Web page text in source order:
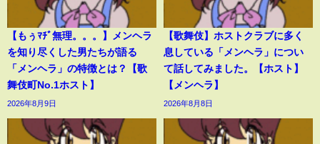
【もぅﾏﾁﾞ無理。。。】メンヘラ
を知り尽くした男たちが語る
「メンヘラ」の特徴とは？【歌
舞伎町No.1ホスト】
2026年8月9日
【歌舞伎】ホストクラブに多く
息している「メンヘラ」につい
て話してみました。【ホスト】
【メンヘラ】
2026年8月8日